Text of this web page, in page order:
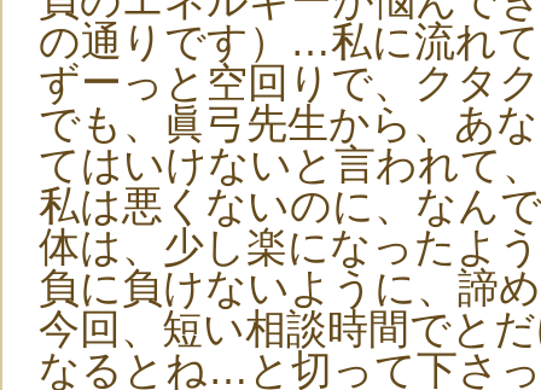
の通りです）…私に流れ
ずーっと空回りで、クタ
でも、眞弓先生から、あ
てはいけないと言われて
私は悪くないのに、なん
体は、少し楽になったよ
負に負けないように、諦
今回、短い相談時間でと
なるとね…と切って下さ